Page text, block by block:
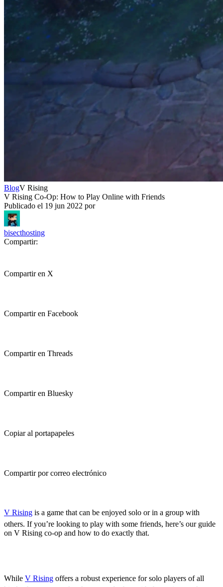
BlogV Rising
V Rising Co-Op: How to Play Online with Friends
Publicado el 19 jun 2022 por
bisecthosting
Compartir:
Compartir en X
Compartir en Facebook
Compartir en Threads
Compartir en Bluesky
Copiar al portapapeles
Compartir por correo electrónico
V Rising is a game that can be enjoyed solo or in a group with
others. If you’re looking to play with some friends, here’s our guide
on V Rising co-op and how to do exactly that.
While V Rising offers a robust experience for solo players of all